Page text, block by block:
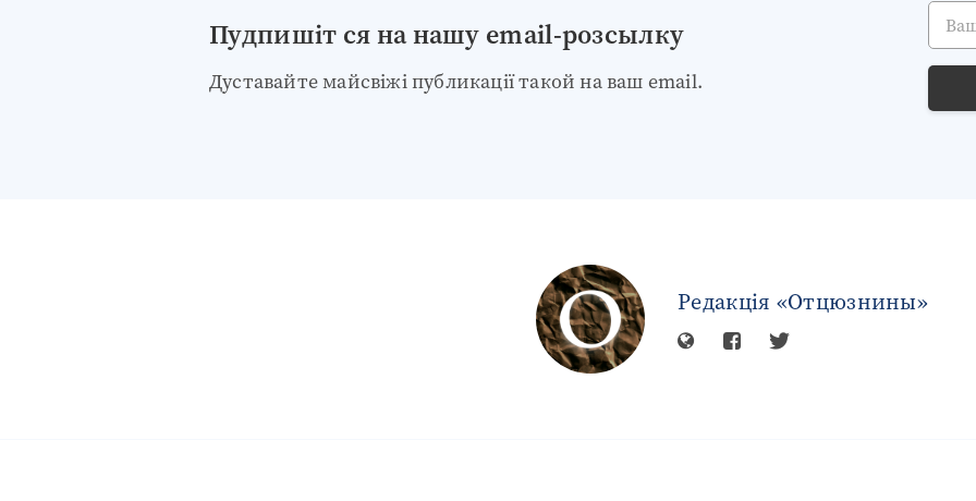
Пудпишіт ся на нашу email-розсылку
Дуставайте майсвіжі публикації такой на ваш email.
Ваш
Редакція «Отцюзнины»